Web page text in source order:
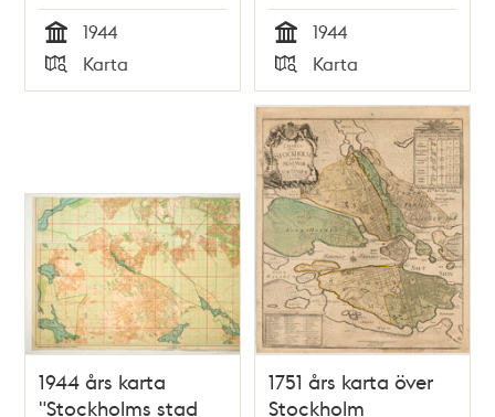
Tid
1944
Typ
Karta Tid
1944
Typ
Karta
1944 års karta
"Stockholms stad
1751 års karta över
Stockholm